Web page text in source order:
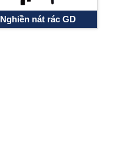
Nghiền nát rác GD